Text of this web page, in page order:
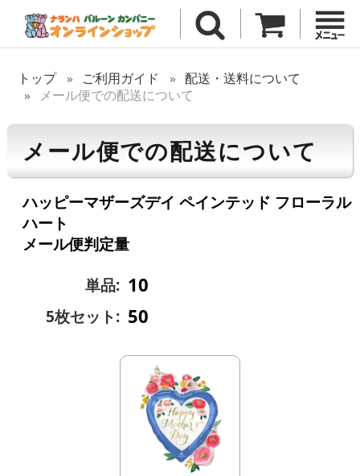
トップ ご利用ガイド
配送・送料について
メール便での配送について
メール便での配送について
ハッピーマザーズデイ ペインテッド フローラル
ハート
メール便判定量
単品: 10
5枚セット: 50